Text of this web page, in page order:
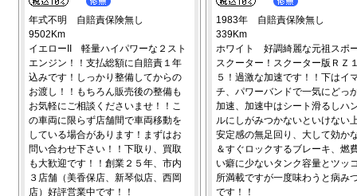
年式不明 自賠責保険無し
9502Km
イエローII 軽量ハイパワーな２スト
エンジン！！支払総額に自賠責１年
込みです！しっかり整備してからの
お渡し！！もちろん販売後の整備も
お気軽にご相談くださいませ！！こ
の車両に限らず店舗間で車両移動を
している場合があります！まずはお
問い合わせ下さい！！下取り、買取
も大歓迎です！！創業２５年、市内
３店舗（美香保店、新琴似店、西岡
店）好評営業中です！！
1983年 自賠責保険無し
339Km
ホワイト 好調綺麗な元祖スポ
スクーター！スクーター版ＲＺ
５！過激な加速です！！下はイ
チ、パワーバンドで一気にどっ
加速、加速中はシート滑るしハ
ルにしがみつかないといけない
安定感の無足回り、大して効か
＆すぐロックするブレーキ、燃
い癖に少ないタンク容量とツッ
所満載ですが一度味わうと病み
です！！